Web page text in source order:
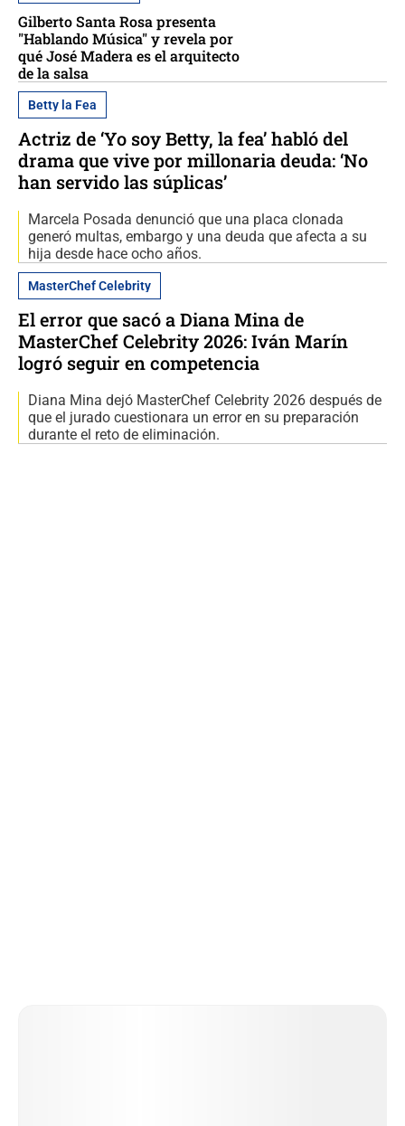
Gilberto Santa Rosa presenta
"Hablando Música" y revela por
qué José Madera es el arquitecto
de la salsa
Betty la Fea
Actriz de ‘Yo soy Betty, la fea’ habló del
drama que vive por millonaria deuda: ‘No
han servido las súplicas’
Marcela Posada denunció que una placa clonada
generó multas, embargo y una deuda que afecta a su
hija desde hace ocho años.
MasterChef Celebrity
El error que sacó a Diana Mina de
MasterChef Celebrity 2026: Iván Marín
logró seguir en competencia
Diana Mina dejó MasterChef Celebrity 2026 después de
que el jurado cuestionara un error en su preparación
durante el reto de eliminación.